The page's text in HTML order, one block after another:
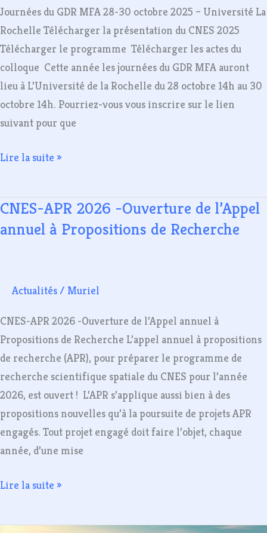
Journées du GDR MFA 28-30 octobre 2025 – Université La
Rochelle Télécharger la présentation du CNES 2025
Télécharger le programme Télécharger les actes du
colloque Cette année les journées du GDR MFA auront
lieu à L’Université de la Rochelle du 28 octobre 14h au 30
octobre 14h. Pourriez-vous vous inscrire sur le lien
suivant pour que
octobre
2025
–
Université
La
Rochelle
Lire la suite »
CNES-APR 2026 -Ouverture de l’Appel
annuel à Propositions de Recherche
Actualités/ Muriel
CNES-APR 2026 -Ouverture de l’Appel annuel à
Propositions de Recherche L’appel annuel à propositions
de recherche (APR), pour préparer le programme de
recherche scientifique spatiale du CNES pour l’année
2026, est ouvert ! L’APR s’applique aussi bien à des
propositions nouvelles qu’à la poursuite de projets APR
engagés. Tout projet engagé doit faire l’objet, chaque
année, d’une mise
CNES-
APR
l’Appel
annuel
à
Propositions
de
Recherche
Lire la suite »